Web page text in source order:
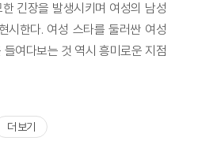
긴장을 발생시키며 여성의 남성
시한다. 여성 스타를 둘러싼 여성
여다보는 것 역시 흥미로운 지점
더 보기